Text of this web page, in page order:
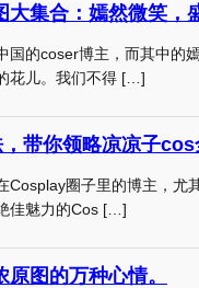
集合：嫣然微笑，
国的coser博主，而其中的
花儿。我们不得 […]
带你领略凉凉子cos
Cosplay圈子里的博主，尤
佳魅力的Cos […]
图的万种心情。